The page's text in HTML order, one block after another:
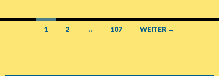
Navigation
1 2 … 107 WEITER →